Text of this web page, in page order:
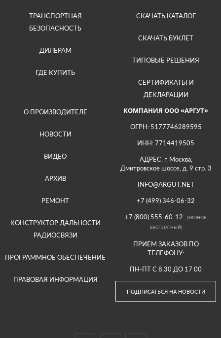
ТРАНСПОРТНАЯ
БЕЗОПАСНОСТЬ
ДИЛЕРАМ
ГДЕ КУПИТЬ
СКАЧАТЬ КАТАЛОГ
СКАЧАТЬ БУКЛЕТ
ТИПОВЫЕ РЕШЕНИЯ
СЕРТИФИКАТЫ И
ДЕКЛАРАЦИИ
О ПРОИЗВОДИТЕЛЕ
НОВОСТИ
ВИДЕО
АРХИВ
РЕМОНТ
КОНСТРУКТОР ДАЛЬНОСТИ
РАДИОСВЯЗИ
ПРОГРАММНОЕ ОБЕСПЕЧЕНИЕ
ПРАВОВАЯ ИНФОРМАЦИЯ
КОМПАНИЯ ООО «АРГУТ»
ОГРН: 5177746289595
ИНН: 7714419505
АДРЕС: г. Москва,
Дмитровское шоссе, д. 9 стр. 3
INFO@ARGUT.NET
+7 (499) 346-06-32
+7 (800) 555-60-12
(ЗВОНОК
БЕСПЛАТНЫЙ)
ПРИЕМ ЗАКАЗОВ ПО
ТЕЛЕФОНУ:
ПН-ПТ С 8.30 ДО 17.00
ПОДПИСАТЬСЯ НА НОВОСТИ